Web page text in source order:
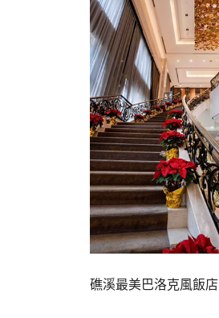
礁溪最美巴洛克風飯店